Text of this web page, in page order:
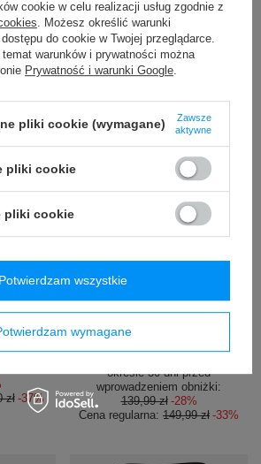
w
zł -38%
zł -37%
Kubek termiczny Contigo
West Loop Mini 300ml -
99,99 zł
okresie 30 dni przed
wprowadzeniem obniżki:
139,99 zł -28%
Cena regularna: 149,99 zł -33%
cookie w celu realizacji usług zgodnie z
. Możesz określić warunki
do cookie w Twojej przeglądarce.
warunków i prywatności można
Prywatność i warunki Google
pliki cookie (wymagane)
Zawsze
aktywne
pliki cookie
pliki cookie
wymagane
Potwierdzam wszystkie